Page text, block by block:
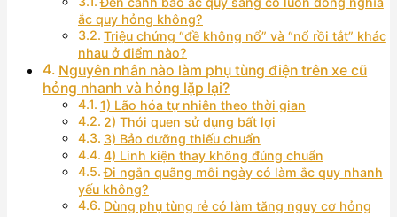
ắc quy hỏng không?
Triệu chứng “đề không nổ” và “nổ rồi tắt” khác
nhau ở điểm nào?
Nguyên nhân nào làm phụ tùng điện trên xe cũ
hỏng nhanh và hỏng lặp lại?
1) Lão hóa tự nhiên theo thời gian
2) Thói quen sử dụng bất lợi
3) Bảo dưỡng thiếu chuẩn
4) Linh kiện thay không đúng chuẩn
Đi ngắn quãng mỗi ngày có làm ắc quy nhanh
yếu không?
Dùng phụ tùng rẻ có làm tăng nguy cơ hỏng